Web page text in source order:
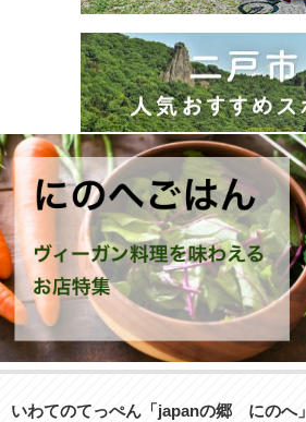
いわてのてっぺん「japanの郷 にのへ」